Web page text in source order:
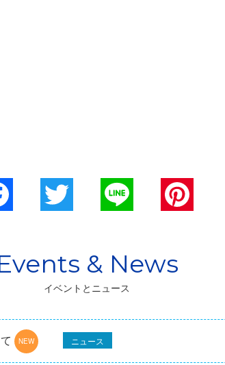
Facebook
イベントとニュース
ニュース